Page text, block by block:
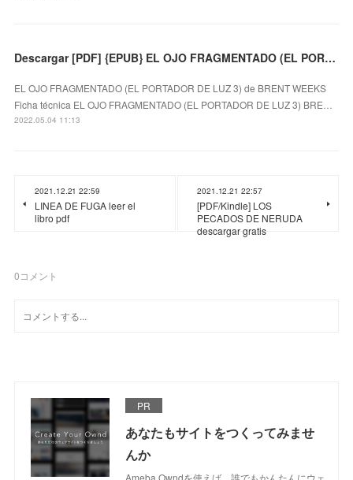
Descargar [PDF] {EPUB} EL OJO FRAGMENTADO (EL PORTADOR DE LUZ 3)
EL OJO FRAGMENTADO (EL PORTADOR DE LUZ 3) de BRENT WEEKS
Ficha técnica EL OJO FRAGMENTADO (EL PORTADOR DE LUZ 3) BRE…
2022.05.04 11:13
2021.12.21 22:59
LINEA DE FUGA leer el
libro pdf
2021.12.21 22:57
[PDF/Kindle] LOS
PECADOS DE NERUDA
descargar gratis
0コメント
PR
あなたもサイトをつくってみませ
んか